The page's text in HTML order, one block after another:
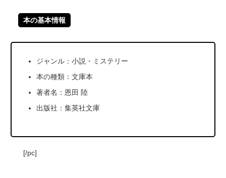
本の基本情報
ジャンル：小説・ミステリー
本の種類：文庫本
著者名：恩田 陸
出版社：集英社文庫
[/pc]